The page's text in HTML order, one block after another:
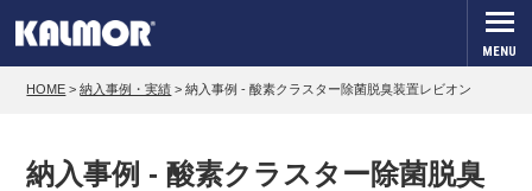
MENU
HOME >納入事例・実績 >納入事例 - 酸素クラスター除菌脱臭装置レビオン
納入事例 - 酸素クラスター除菌脱臭